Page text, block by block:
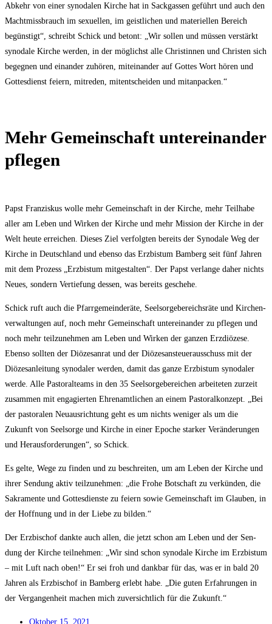
Abkehr von einer syn­oda­len Kir­che hat in Sack­gas­sen geführt und auch den
Macht­miss­brauch im sexu­el­len, im geist­li­chen und mate­ri­el­len Bereich
begüns­tigt“, schreibt Schick und betont: „Wir sol­len und müs­sen ver­stärkt
syn­oda­le Kir­che wer­den, in der mög­lichst alle Chris­tin­nen und Chris­ten sich
begeg­nen und ein­an­der zuhö­ren, mit­ein­an­der auf Got­tes Wort hören und
Got­tes­dienst fei­ern, mit­re­den, mit­ent­schei­den und mitanpacken.“
Mehr Gemein­schaft unter­ein­an­der
pflegen
Papst Fran­zis­kus wol­le mehr Gemein­schaft in der Kir­che, mehr Teil­ha­be
aller am Leben und Wir­ken der Kir­che und mehr Mis­si­on der Kir­che in der
Welt heu­te errei­chen. Die­ses Ziel ver­folg­ten bereits der Syn­oda­le Weg der
Kir­che in Deutsch­land und eben­so das Erz­bis­tum Bam­berg seit fünf Jah­ren
mit dem Pro­zess „Erz­bis­tum mit­ge­stal­ten“. Der Papst ver­lan­ge daher nichts
Neu­es, son­dern Ver­tie­fung des­sen, was bereits geschehe.
Schick ruft auch die Pfarr­ge­mein­de­rä­te, Seel­sor­ge­be­reichs­rä­te und Kir­chen­
ver­wal­tun­gen auf, noch mehr Gemein­schaft unter­ein­an­der zu pfle­gen und
noch mehr teil­zu­neh­men am Leben und Wir­ken der gan­zen Erz­diö­ze­se.
Eben­so soll­ten der Diö­ze­san­rat und der Diö­ze­san­steu­er­aus­schuss mit der
Diö­ze­san­lei­tung syn­oda­ler wer­den, damit das gan­ze Erz­bis­tum syn­oda­ler
wer­de. Alle Pas­to­ral­teams in den 35 Seel­sor­ge­be­rei­chen arbei­te­ten zur­zeit
zusam­men mit enga­gier­ten Ehren­amt­li­chen an einem Pas­to­ral­kon­zept. „Bei
der pas­to­ra­len Neu­aus­rich­tung geht es um nichts weni­ger als um die
Zukunft von Seel­sor­ge und Kir­che in einer Epo­che star­ker Ver­än­de­run­gen
und Her­aus­for­de­run­gen“, so Schick.
Es gel­te, Wege zu fin­den und zu beschrei­ten, um am Leben der Kir­che und
ihrer Sen­dung aktiv teil­zu­neh­men: „die Fro­he Bot­schaft zu ver­kün­den, die
Sakra­men­te und Got­tes­diens­te zu fei­ern sowie Gemein­schaft im Glau­ben, in
der Hoff­nung und in der Lie­be zu bilden.“
Der Erz­bi­schof dank­te auch allen, die jetzt schon am Leben und der Sen­
dung der Kir­che teil­neh­men: „Wir sind schon syn­oda­le Kir­che im Erz­bis­tum
– mit Luft nach oben!“ Er sei froh und dank­bar für das, was er in bald 20
Jah­ren als Erz­bi­schof in Bam­berg erlebt habe. „Die guten Erfah­run­gen in
der Ver­gan­gen­heit machen mich zuver­sicht­lich für die Zukunft.“
Okto­ber 15, 2021